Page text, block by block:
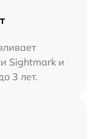
Sightmark и
3 лет.